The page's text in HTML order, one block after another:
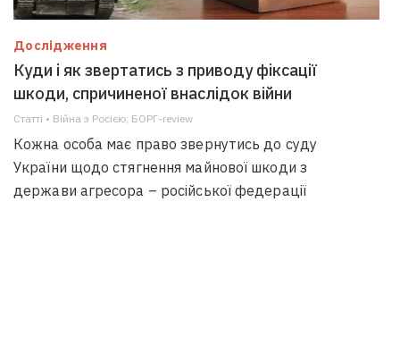
Дослідження
Куди і як звертатись з приводу фіксації
шкоди, спричиненої внаслідок війни
Статті • Війна з Росією; БОРГ-review
Кожна особа має право звернутись до суду
України щодо стягнення майнової шкоди з
держави агресора – російської федерації